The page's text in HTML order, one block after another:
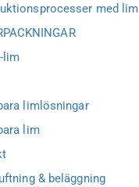
med lim
lim
limlösningar
lim
& beläggning